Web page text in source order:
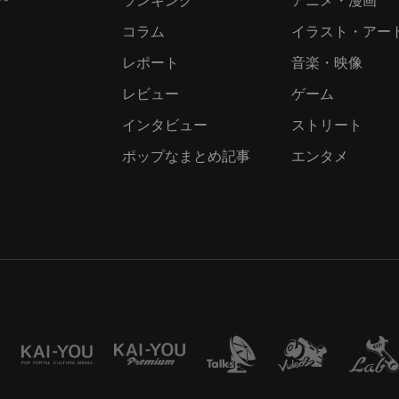
コラム
レポート
レビュー
インタビュー
ポップなまとめ記事
イラスト・アー
音楽・映像
ゲーム
ストリート
エンタメ